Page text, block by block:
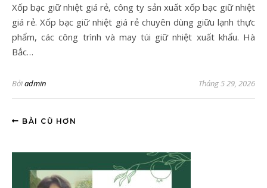
Xốp bạc giữ nhiệt giá rẻ, công ty sản xuất xốp bạc giữ nhiệt
giá rẻ. Xốp bạc giữ nhiệt giá rẻ chuyên dùng giữu lạnh thực
phẩm, các công trình và may túi giữ nhiệt xuất khẩu. Hà
Bắc…
Bởiadmin Tháng 5 29, 2026
BÀI CŨ HƠN